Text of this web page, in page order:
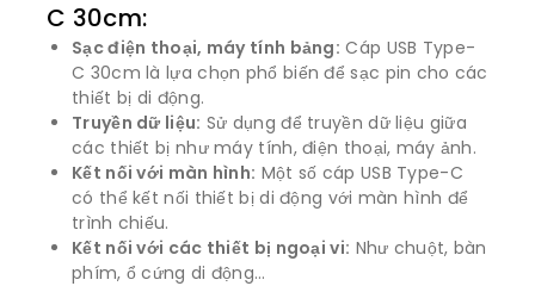
C 30cm:
Sạc điện thoại, máy tính bảng: Cáp USB Type-
C 30cm là lựa chọn phổ biến để sạc pin cho các
thiết bị di động.
Truyền dữ liệu: Sử dụng để truyền dữ liệu giữa
các thiết bị như máy tính, điện thoại, máy ảnh.
Kết nối với màn hình: Một số cáp USB Type-C
có thể kết nối thiết bị di động với màn hình để
trình chiếu.
Kết nối với các thiết bị ngoại vi: Như chuột, bàn
phím, ổ cứng di động…